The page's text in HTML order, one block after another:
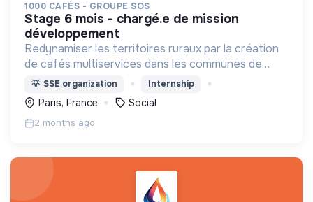
1000 CAFÉS - GROUPE SOS
stage 6 mois - chargé.e de mission
développement
Redynamiser les territoires ruraux par la création
de cafés multiservices dans les communes de
moins de 3500 habitants qui n'ont plus de
commerce de proximité
💡 SSE organization Internship
Paris, France Social
2 months ago